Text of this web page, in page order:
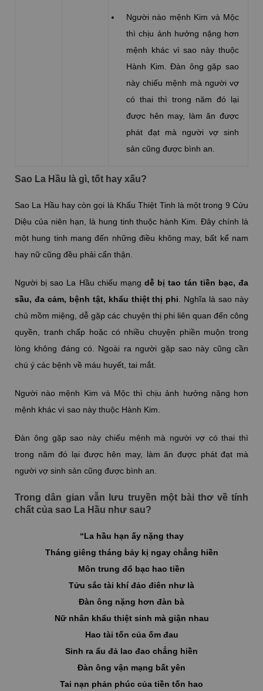
Người nào mệnh Kim và Mộc
thì chịu ảnh hưởng nặng hơn
mệnh khác vì sao này thuộc
Hành Kim. Đàn ông gặp sao
này chiếu mệnh mà người vợ
có thai thì trong năm đó lại
được hên may, làm ăn được
phát đạt mà người vợ sinh
sản cũng được bình an.
Sao La Hầu là gì, tốt hay xấu?
Sao La Hầu hay còn gọi là Khẩu Thiệt Tinh là một trong 9 Cửu
Diệu của niên hạn, là hung tinh thuộc hành Kim. Đây chính là
một hung tinh mang đến những điều không may, bất kể nam
hay nữ cũng đều phải cẩn thận.
Người bị sao La Hầu chiếu mạngdễ bị tao tán tiền bạc, đa
sầu, đa cảm, bệnh tật, khẩu thiệt thị phi . Nghĩa là sao này
chủ mồm miệng, dễ gặp các chuyện thị phi liên quan đến công
quyền, tranh chấp hoặc có nhiều chuyện phiền muộn trong
lòng không đáng có. Ngoài ra người gặp sao này cũng cần
chú ý các bệnh về máu huyết, tai mắt.
Người nào mệnh Kim và Mộc thì chịu ảnh hưởng nặng hơn
mệnh khác vì sao này thuộc Hành Kim.
Đàn ông gặp sao này chiếu mệnh mà người vợ có thai thì
trong năm đó lại được hên may, làm ăn được phát đạt mà
người vợ sinh sản cũng được bình an.
Trong dân gian vẫn lưu truyền một bài thơ về tính
chất của sao La Hầu như sau?
“La hầu hạn ấy nặng thay
Tháng giêng tháng bảy kị ngay chẳng hiền
Môn trung đổ bạc hao tiền
Tửu sắc tài khí đảo điên như là
Đàn ông nặng hơn đàn bà
Nữ nhân khẩu thiệt sinh mà giận nhau
Hao tài tốn của ốm đau
Sinh ra ẩu đả lao đao chẳng hiền
Đàn ông vận mạng bất yên
Tai nạn phản phúc của tiền tốn hao